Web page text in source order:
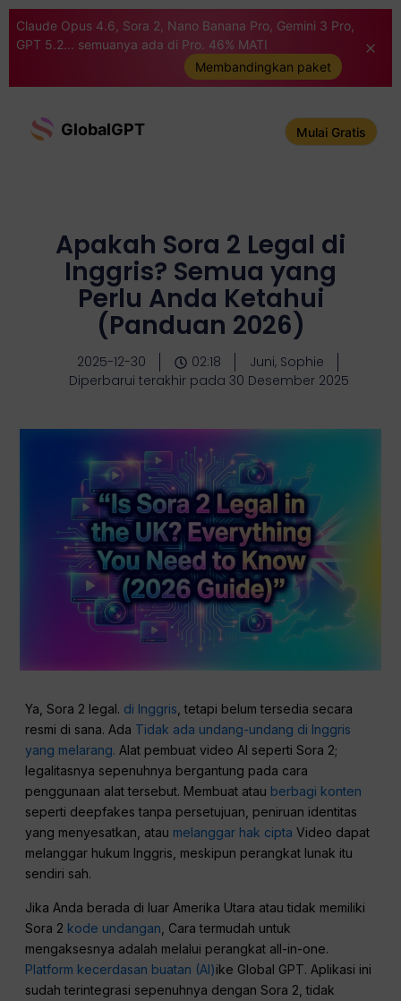
Claude Opus 4.6, Sora 2, Nano Banana Pro, Gemini 3 Pro,
GPT 5.2... semuanya ada di Pro. 46% MATI
Membandingkan paket
GlobalGPT Mulai Gratis
Apakah Sora 2 Legal di
Inggris? Semua yang
Perlu Anda Ketahui
(Panduan 2026)
2025-12-30 02:18
Juni, Sophie
Diperbarui terakhir pada 30 Desember 2025
Ya, Sora 2 legal. di Inggris , tetapi belum tersedia secara
resmi di sana. Ada Tidak ada undang-undang di Inggris
yang melarang. Alat pembuat video AI seperti Sora 2;
legalitasnya sepenuhnya bergantung pada cara
penggunaan alat tersebut. Membuat atau berbagi konten
seperti deepfakes tanpa persetujuan, peniruan identitas
yang menyesatkan, atau melanggar hak cipta Video dapat
melanggar hukum Inggris, meskipun perangkat lunak itu
sendiri sah.
Jika Anda berada di luar Amerika Utara atau tidak memiliki
Sora 2 kode undangan , Cara termudah untuk
mengaksesnya adalah melalui perangkat all-in-one.
Platform kecerdasan buatan (AI)ike Global GPT. Aplikasi ini
sudah terintegrasi sepenuhnya dengan Sora 2, tidak